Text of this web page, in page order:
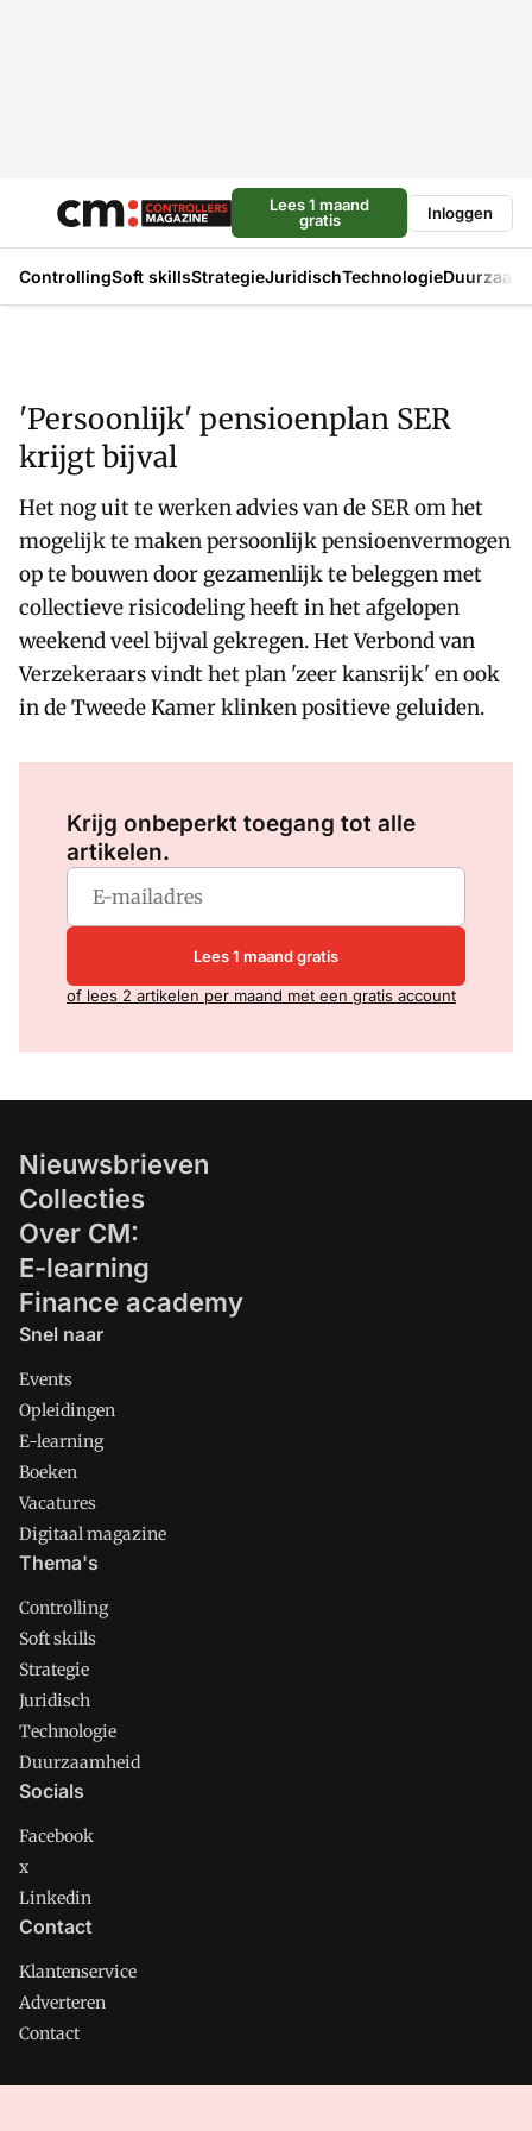
Lees 1 maand
gratis
Inloggen
ControllingSoft skillsStrategieJuridischTechnologie
'Persoonlijk' pensioenplan SER
krijgt bijval
Het nog uit te werken advies van de SER om het
mogelijk te maken persoonlijk pensioenvermogen
op te bouwen door gezamenlijk te beleggen met
collectieve risicodeling heeft in het afgelopen
weekend veel bijval gekregen. Het Verbond van
Verzekeraars vindt het plan 'zeer kansrijk' en ook
in de Tweede Kamer klinken positieve geluiden.
Krijg onbeperkt toegang tot alle
artikelen.
Lees 1 maand gratis
of lees 2 artikelen per maand met een gratis account
Nieuwsbrieven
Collecties
Over CM:
E-learning
Finance academy
Snel naar
Events
Opleidingen
E-learning
Boeken
Vacatures
Digitaal magazine
Thema's
Controlling
Soft skills
Strategie
Juridisch
Technologie
Duurzaamheid
Socials
Facebook
x
Linkedin
Contact
Klantenservice
Adverteren
Contact